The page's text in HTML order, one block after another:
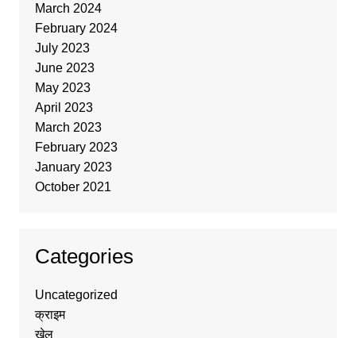
March 2024
February 2024
July 2023
June 2023
May 2023
April 2023
March 2023
February 2023
January 2023
October 2021
Categories
Uncategorized
क्राइम
खेल